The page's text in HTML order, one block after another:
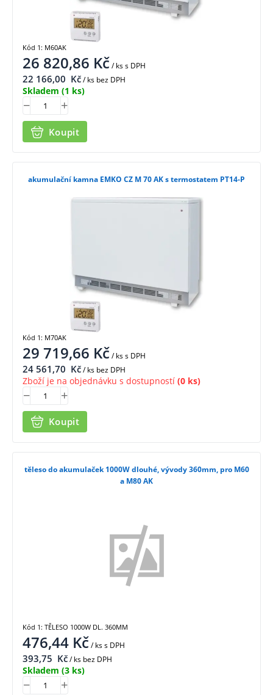
26 820,86 Kč/ kss DPH
22 166,00 Kč/ ks bez DPH
Skladem (1 ks)
Koupit
Kód 1: M60AK
akumulační kamna EMKO CZ M 70 AK s termostatem PT14-P
29 719,66 Kč/ kss DPH
24 561,70 Kč/ ks bez DPH
Zboží je na objednávku s dostupností (0 ks)
Koupit
Kód 1: M70AK
těleso do akumulaček 1000W dlouhé, vývody 360mm, pro M60
a M80 AK
476,44 Kč/ kss DPH
393,75 Kč/ ks bez DPH
Skladem (3 ks)
Kód 1: TĚLESO 1000W DL. 360MM